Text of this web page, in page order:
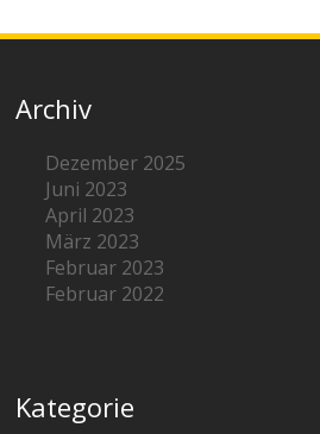
Archiv
Dezember 2025
Juni 2023
April 2023
März 2023
Februar 2023
Februar 2022
Kategorie